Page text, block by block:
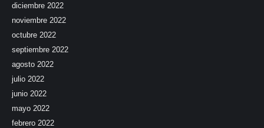
diciembre 2022
noviembre 2022
octubre 2022
septiembre 2022
agosto 2022
julio 2022
junio 2022
mayo 2022
febrero 2022